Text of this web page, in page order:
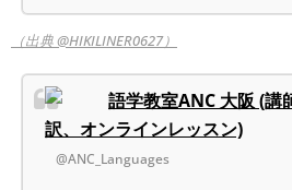
（出典 @HIKILINER0627）
語学教室ANC 大阪 (講
訳、オンラインレッスン)
@ANC_Languages